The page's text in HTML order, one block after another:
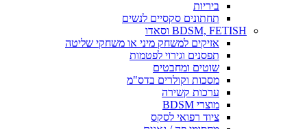
ביריות
תחתונים סקסיים לנשים
BDSM, FETISH וסאדו
אזיקים למשחק מיני או משחקי שליטה
תפסנים וגירוי לפטמות
שוטים ומחבטים
מסכות וקולרים בדס"מ
ערכות קשירה
מוצרי BDSM
ציוד רפואי לסקס